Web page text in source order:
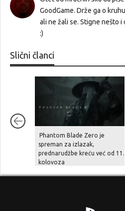
GoodGame. Drže ga o
ali ne žali se. Stigne nešto i
:)
Slični članci
Phantom Blade Zero je
spreman za izlazak,
prednarudžbe kreću već od 11.
kolovoza